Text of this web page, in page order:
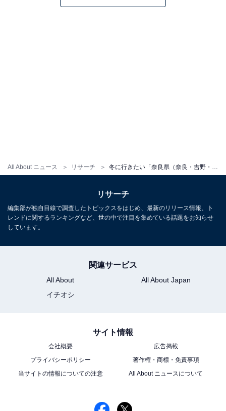
All About ニュース リサーチ
リア）の温泉地」ランキング！ 2位「龍神温
泉」を抑えた1位は？【2026年調査】
リサーチ
編集部が独自目線で調査したトピックスをはじめ、最新のリリース情報、ト
レンドに関するランキングなど、世の中で注目を集めている話題をお知らせ
しています。
関連サービス
All About
All About Japan
イチオシ
サイト情報
会社概要
広告掲載
プライバシーポリシー
著作権・商標・免責事項
当サイトの情報についての注意
All About ニュースについて